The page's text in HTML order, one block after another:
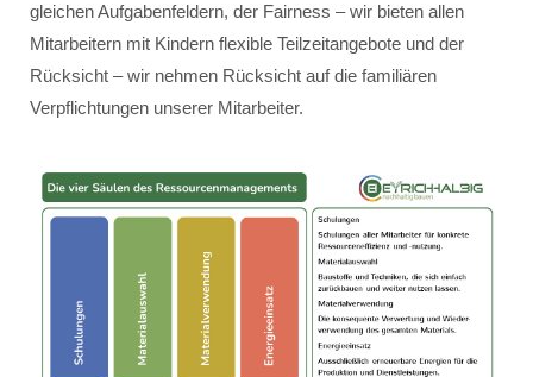
gleichen Aufgabenfeldern, der Fairness – wir bieten allen
Mitarbeitern mit Kindern flexible Teilzeitangebote und der
Rücksicht – wir nehmen Rücksicht auf die familiären
Verpflichtungen unserer Mitarbeiter.